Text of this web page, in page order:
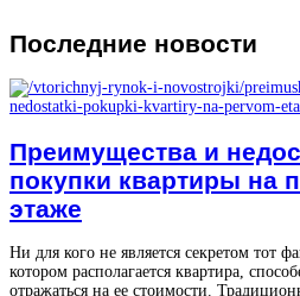
Последние новости
Преимущества и
покупки квартиры на
этаже
Ни для кого не является секретом тот
котором располагается квартира,
отражаться на ее стоимости.